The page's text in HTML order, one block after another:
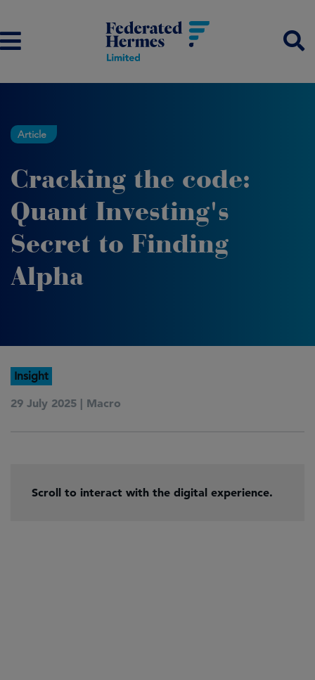
Article
Cracking the code:
Quant Investing's
Secret to Finding
Alpha
Insight
29 July 2025 | Macro
Scroll to interact with the digital experience.